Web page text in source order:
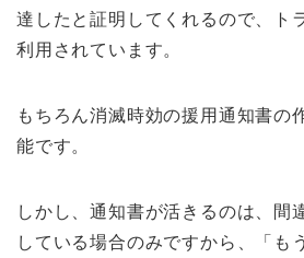
達したと証明してくれるので、ト
利用されています。
もちろん消滅時効の援用通知書の
能です。
しかし、通知書が活きるのは、間
している場合のみですから、「も